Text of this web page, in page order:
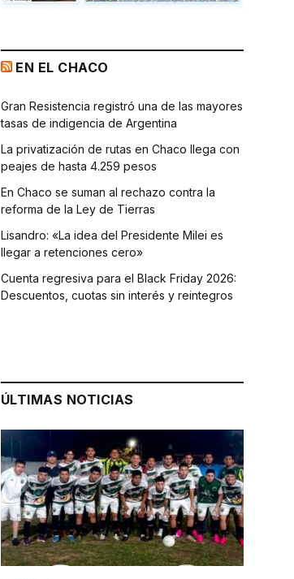
EN EL CHACO
Gran Resistencia registró una de las mayores
tasas de indigencia de Argentina
La privatización de rutas en Chaco llega con
peajes de hasta 4.259 pesos
En Chaco se suman al rechazo contra la
reforma de la Ley de Tierras
Lisandro: «La idea del Presidente Milei es
llegar a retenciones cero»
Cuenta regresiva para el Black Friday 2026:
Descuentos, cuotas sin interés y reintegros
ÚLTIMAS NOTICIAS